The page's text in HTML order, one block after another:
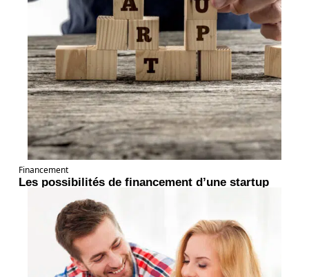
Financement
Les possibilités de financement d’une startup